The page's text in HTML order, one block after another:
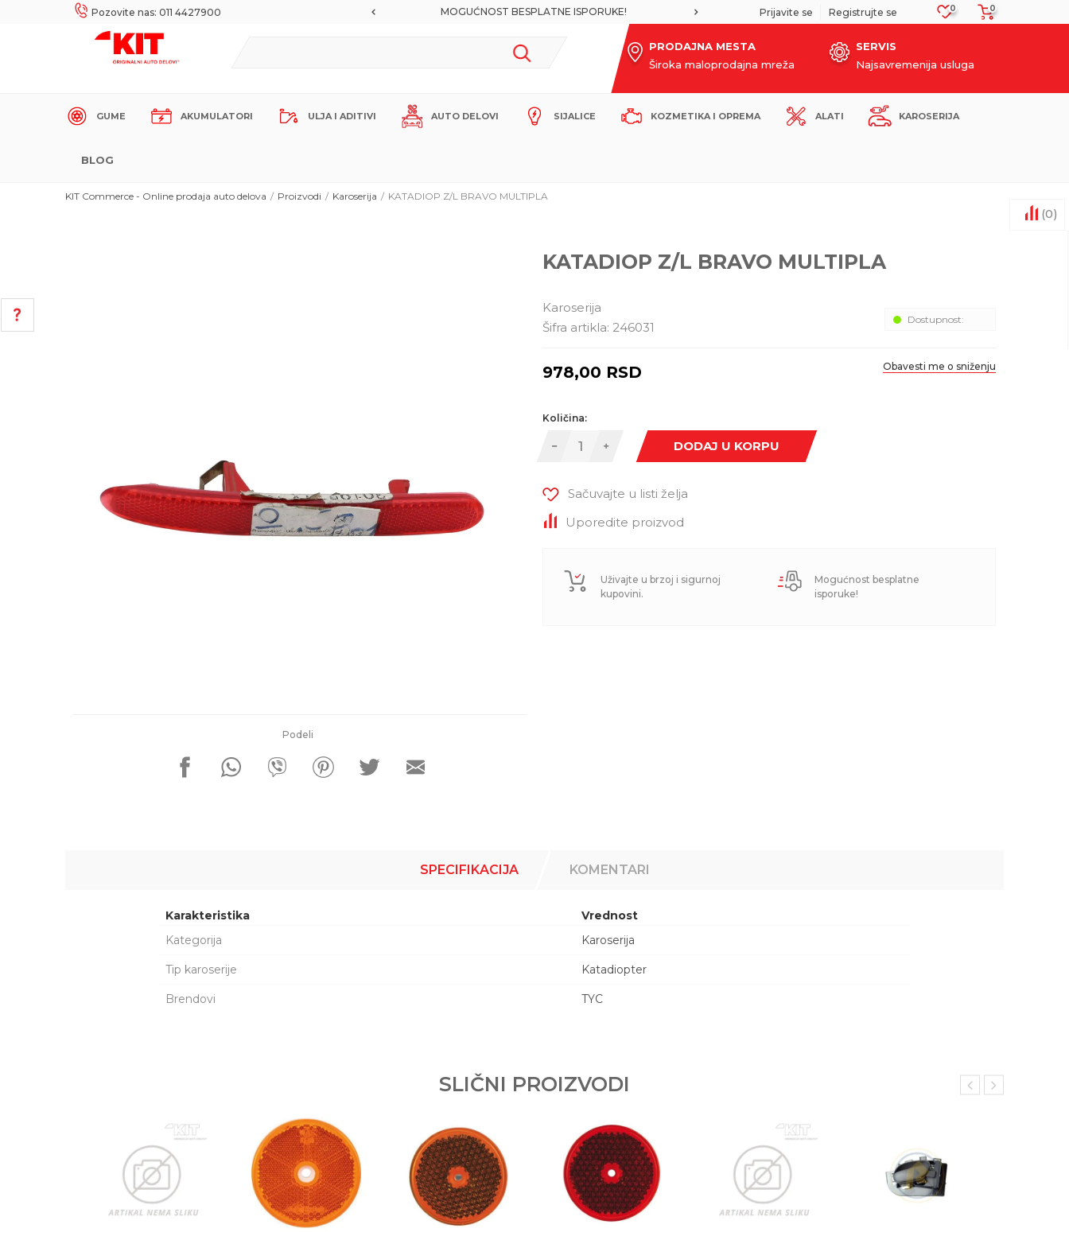
Pozovite nas: 011 4427900
SIGURNO PLAĆANJE PLATNIM KARTICAMA! MOGUĆNOST BESPLATNE ISPORUKE! SIGURNO PLAĆANJE PLATNIM KARTICAMA! 0
0
Prijavite se Registrujte se
PRODAJNA MESTA
Široka maloprodajna mreža
SERVIS
Najsavremenija usluga
GUME AKUMULATORI ULJA I ADITIVI AUTO DELOVI SIJALICE KOZMETIKA I OPREMA ALATI KAROSERIJA
BLOG
KIT Commerce - Online prodaja auto delova Proizvodi Karoserija KATADIOP Z/L BRAVO MULTIPLA
Podeli
KATADIOP Z/L BRAVO MULTIPLA
Karoserija
Šifra artikla: 246031
Dostupnost:
978,00 RSD Obavesti me o sniženju
Količina:
DODAJ U KORPU
Sačuvajte u listi želja
Uporedite proizvod
Uživajte u brzoj i sigurnoj
kupovini.
Mogućnost besplatne
isporuke!
Nedeljom ne radimo
Pišite nam
SPECIFIKACIJA KOMENTARI
Karakteristika
Vrednost
Kategorija
Karoserija
Tip karoserije Katadiopter
Brendovi TYC
SLIČNI PROIZVODI
(0)